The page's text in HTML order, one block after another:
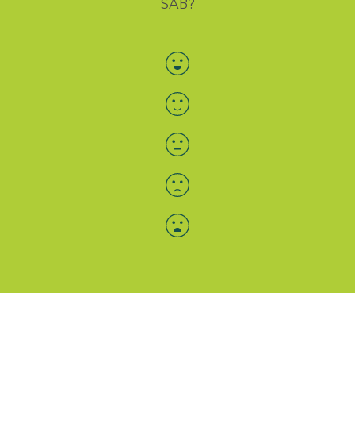
SAB?
Bewertung auswählen